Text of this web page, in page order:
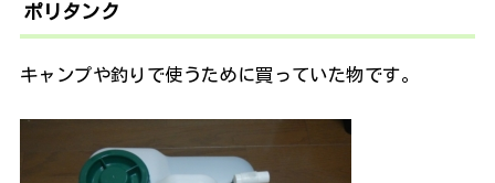
ポリタンク
キャンプや釣りで使うために買っていた物です。